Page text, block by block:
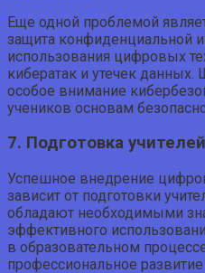
Еще одной проблемой
защита конфиденциальной
использования цифровых
кибератак и утечек
особое внимание
учеников основам
7. Подготовка учителей
Успешное внедрение
зависит от подготовки
обладают необходимыми
эффективного
в образовательном
профессиональное развитие